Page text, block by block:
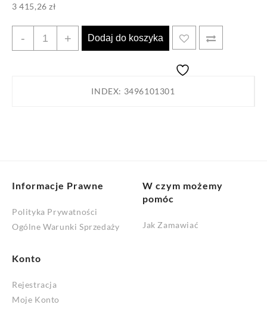
3 415,26zł
-
ilość
Kineta
+ Dodaj do koszyka
INDEX: 3496101301
Informacje Prawne
Polityka Prywatności
Ogólne Warunki Sprzedaży
W czym możemy
pomóc
Jak Zamawiać
Konto
Rejestracja
Moje Konto